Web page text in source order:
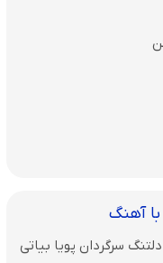
آهنگ
سرگردان پویا بیاتی